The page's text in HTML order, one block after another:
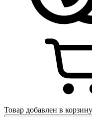
Товар добавлен в корзину